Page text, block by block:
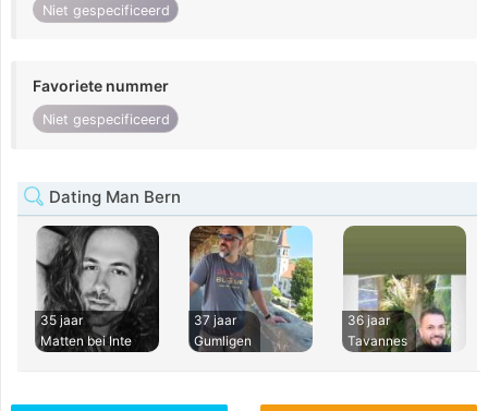
Niet gespecificeerd
Favoriete nummer
Niet gespecificeerd
Dating Man Bern
35 jaar
Matten bei Inte
37 jaar
Gumligen
36 jaar
Tavannes